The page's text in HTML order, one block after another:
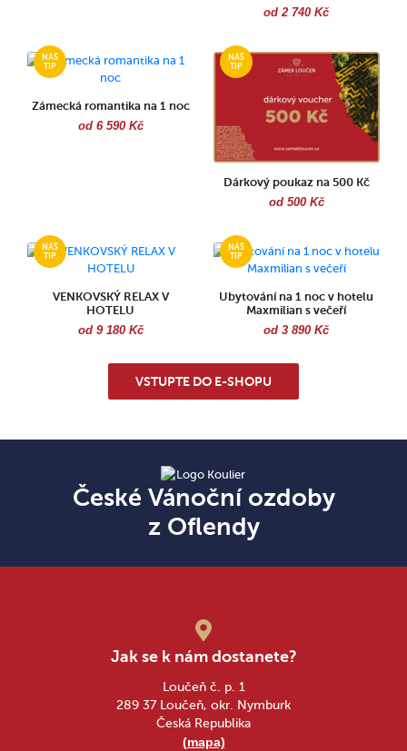
od 2 740 Kč
Zámecká romantika na 1 noc
od 6 590 Kč
Dárkový poukaz na 500 Kč
od 500 Kč
VENKOVSKÝ RELAX V
HOTELU
od 9 180 Kč
Ubytování na 1 noc v hotelu
Maxmilian s večeří
od 3 890 Kč
VSTUPTE DO E-SHOPU
České Vánoční ozdoby
z Oflendy
Jak se k nám dostanete?
Loučeň č. p. 1
289 37 Loučeň, okr. Nymburk
Česká Republika
(mapa)